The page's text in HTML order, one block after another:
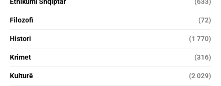
Filozofi (72)
Histori (1 770)
Krimet (316)
Kulturë (2 029)